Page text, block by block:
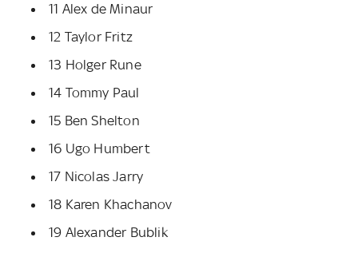
11 Alex de Minaur
12 Taylor Fritz
13 Holger Rune
14 Tommy Paul
15 Ben Shelton
16 Ugo Humbert
17 Nicolas Jarry
18 Karen Khachanov
19 Alexander Bublik